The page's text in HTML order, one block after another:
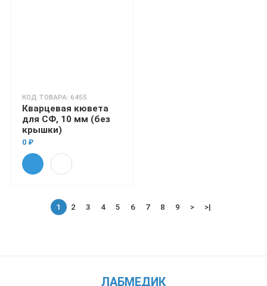
КОД ТОВАРА: 6455
Кварцевая кювета
для СФ, 10 мм (без
крышки)
0 ₽
1 2 3 4 5 6 7 8 9 > >|
ЛАБМЕДИК